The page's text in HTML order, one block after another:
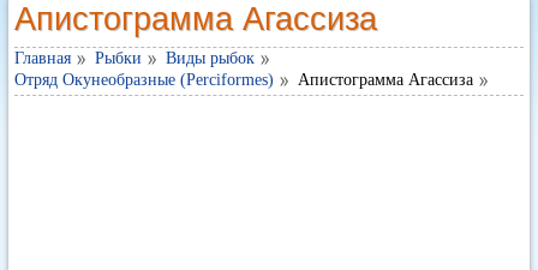
Апистограмма Агассиза
Главная Рыбки
Виды рыбок
Отряд Окунеобразные (Perciformes)
Апистограмма Агассиза